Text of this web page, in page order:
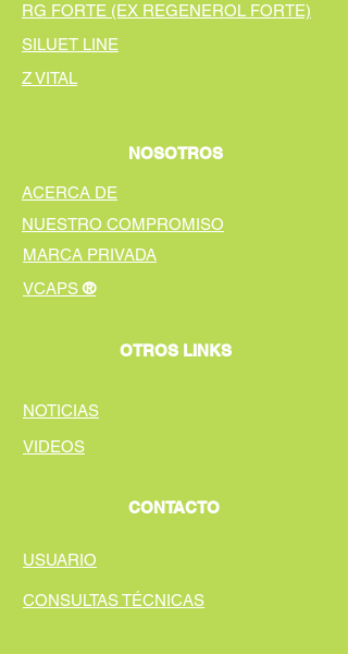
RG FORTE (EX REGENEROL FORTE)
SILUET LINE
Z VITAL
NOSOTROS
ACERCA DE
NUESTRO COMPROMISO
MARCA PRIVADA
VCAPS®
OTROS LINKS
NOTICIAS
VIDEOS
CONTACTO
USUARIO
CONSULTAS TÉCNICAS